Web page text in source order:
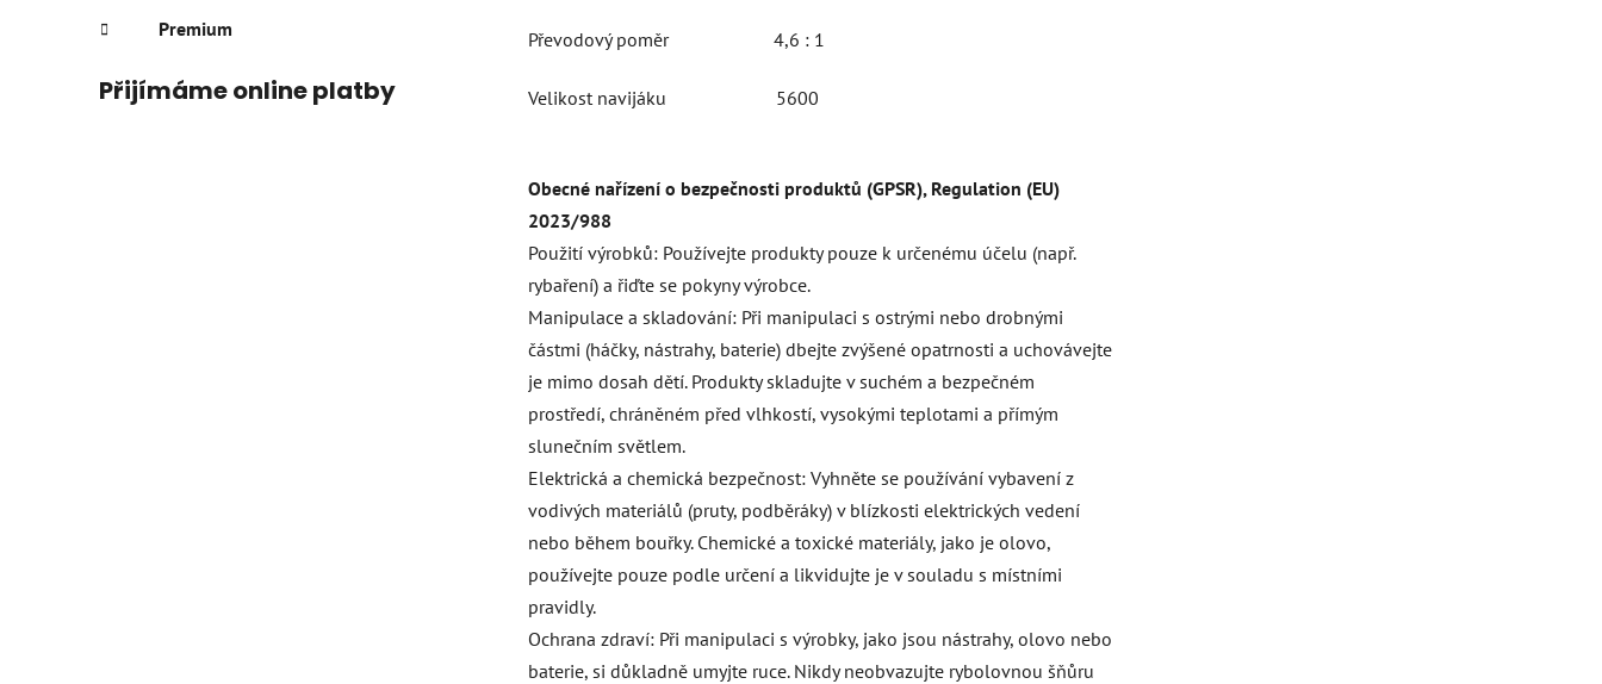
Premium
Přijímáme online platby
Převodový poměr 4,6 : 1
Velikost navijáku 5600
Obecné nařízení o bezpečnosti produktů (GPSR), Regulation (EU)
2023/988
Použití výrobků: Používejte produkty pouze k určenému účelu (např.
rybaření) a řiďte se pokyny výrobce.
Manipulace a skladování: Při manipulaci s ostrými nebo drobnými
částmi (háčky, nástrahy, baterie) dbejte zvýšené opatrnosti a uchovávejte
je mimo dosah dětí. Produkty skladujte v suchém a bezpečném
prostředí, chráněném před vlhkostí, vysokými teplotami a přímým
slunečním světlem.
Elektrická a chemická bezpečnost: Vyhněte se používání vybavení z
vodivých materiálů (pruty, podběráky) v blízkosti elektrických vedení
nebo během bouřky. Chemické a toxické materiály, jako je olovo,
používejte pouze podle určení a likvidujte je v souladu s místními
pravidly.
Ochrana zdraví: Při manipulaci s výrobky, jako jsou nástrahy, olovo nebo
baterie, si důkladně umyjte ruce. Nikdy neobvazujte rybolovnou šňůru